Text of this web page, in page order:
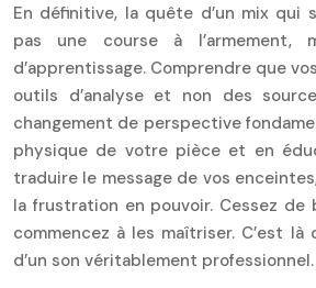
En définitive, la quête d’un mix qui
pas une course à l’armement,
d’apprentissage. Comprendre que
outils d’analyse et non des
changement de perspective
physique de votre pièce et en
traduire le message de vos
la frustration en pouvoir. Cessez de
commencez à les maîtriser. C’est
d’un son véritablement professionnel.